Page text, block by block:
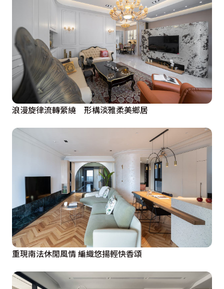
浪漫旋律流轉縈繞 形構淡雅柔美鄉居
重現南法休閒風情 編織悠揚輕快香頌